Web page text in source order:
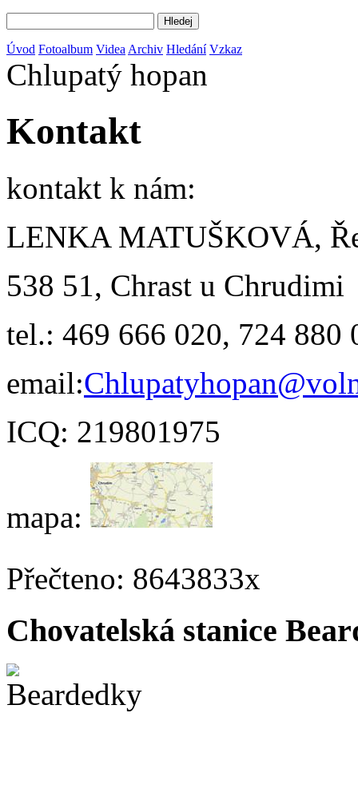
Úvod Fotoalbum Videa Archiv Hledání Vzkaz
Chlupatý hopan
Kontakt
kontakt k nám:
LENKA MATUŠKOVÁ,
538 51, Chrast u Chrudimi
tel.: 469 666 020, 724 880
email:Chlupatyhopan@
ICQ: 219801975
mapa:
Přečteno: 8643833x
Chovatelská stanice